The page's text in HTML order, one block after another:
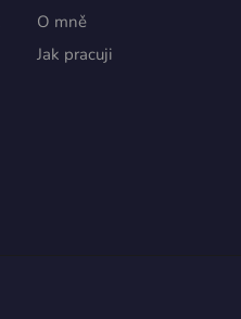
O mně
Jak pracuji